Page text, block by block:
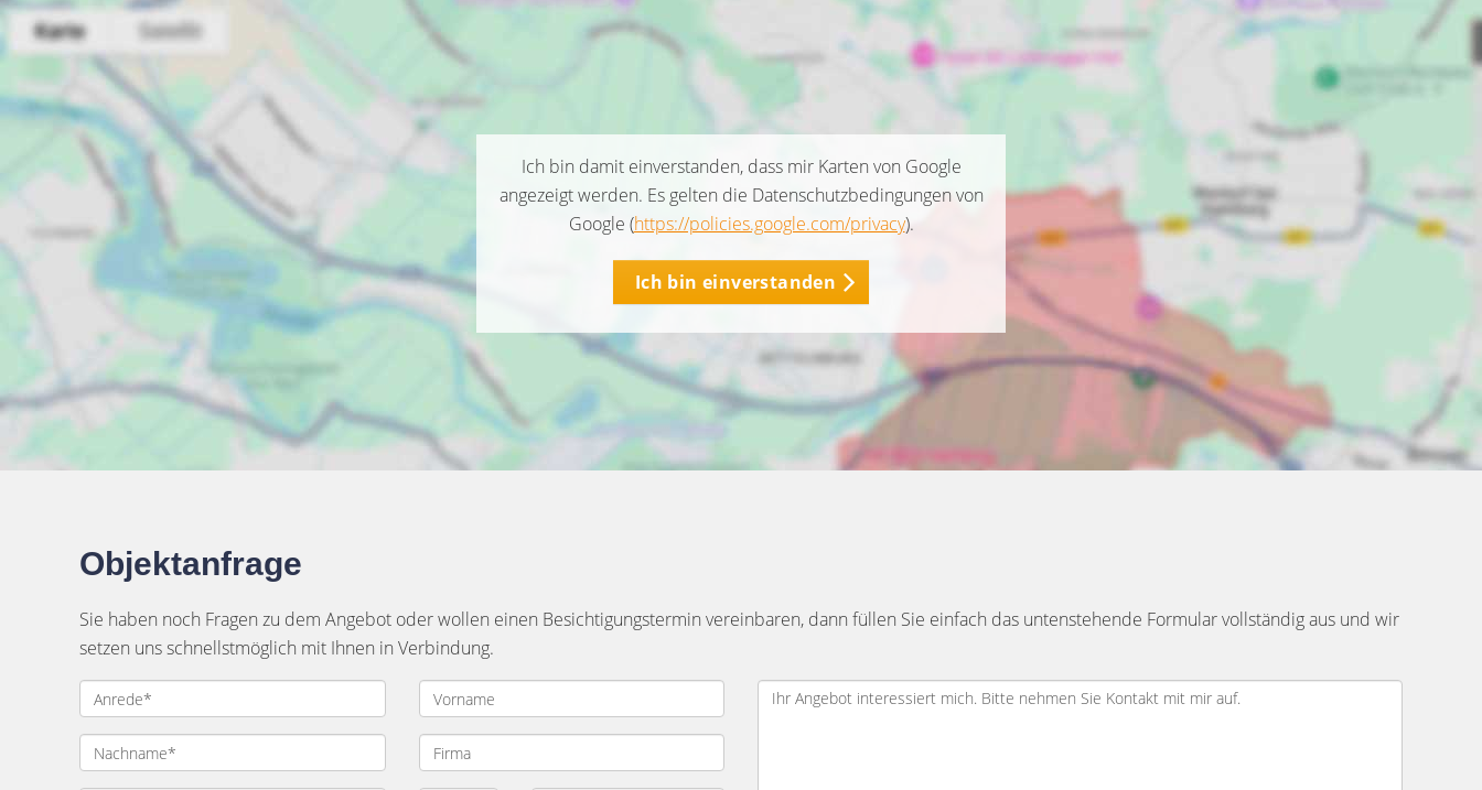
Ich bin damit einverstanden, dass mir Karten von Google
angezeigt werden. Es gelten die Datenschutzbedingungen von
Google (https://policies.google.com/privacy).
Ich bin einverstanden
Objektanfrage
Sie haben noch Fragen zu dem Angebot oder wollen einen Besichtigungstermin vereinbaren, dann füllen Sie einfach das untenstehende Formular vollständig aus und wir
setzen uns schnellstmöglich mit Ihnen in Verbindung.